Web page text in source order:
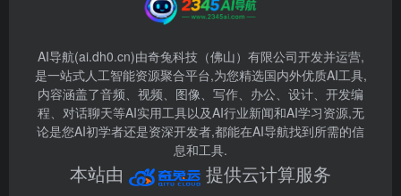
AI导航(ai.dh0.cn)由奇兔科技（佛山）有限公司开发并运营,
是一站式人工智能资源聚合平台,为您精选国内外优质AI工具,
内容涵盖了音频、视频、图像、写作、办公、设计、开发编
程、对话聊天等AI实用工具以及AI行业新闻和AI学习资源,无
论是您AI初学者还是资深开发者,都能在AI导航找到所需的信
息和工具.
本站由 提供云计算服务